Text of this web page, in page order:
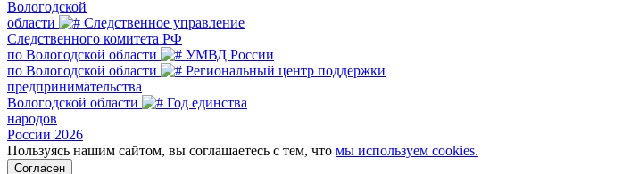
Вологодской
области
Следственное управление
Следственного комитета РФ
по Вологодской области
УМВД России
по Вологодской области
Региональный центр поддержки
предпринимательства
Вологодской области
Год единства
народов
России 2026
Пользуясь нашим сайтом, вы соглашаетесь с тем, что мы используем cookies.
Согласен